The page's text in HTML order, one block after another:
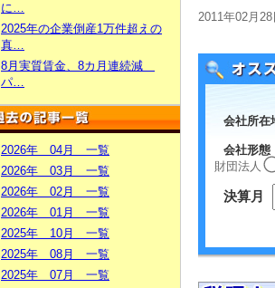
に…
2025年の企業倒産1万件超えの
真…
8月実質賃金、8カ月連続減
パ…
2026年 04月 一覧
2026年 03月 一覧
2026年 02月 一覧
2026年 01月 一覧
2025年 10月 一覧
2025年 08月 一覧
2025年 07月 一覧
2011年02月
会社所在
会社形態
財団法人
決算月